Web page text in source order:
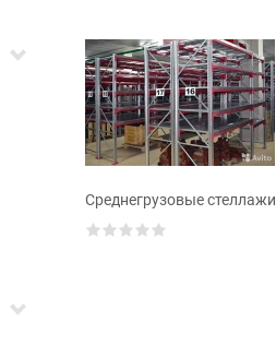
Среднегрузовые стеллажи